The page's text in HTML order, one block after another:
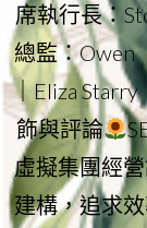
席執行長：
總監：Owen
｜Eliza
飾與評論
虛擬集團經
建構，追求